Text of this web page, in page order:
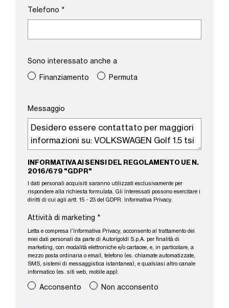
Telefono *
Sono interessato anche a
Finanziamento
Permuta
Messaggio
INFORMATIVA AI SENSI DEL REGOLAMENTO UE N.
2016/679 "GDPR"
I dati personali acquisiti saranno utilizzati esclusivamente per
rispondere alla richiesta formulata. Gli Interessati possono esercitare i
diritti di cui agli artt. 15 - 23 del GDPR.
Informativa Privacy.
Attività di marketing *
Letta e compresa l’ Informativa Privacy, acconsento al trattamento dei
miei dati personali da parte di Autorigoldi S.p.A. per finalità di
marketing, con modalità elettroniche e/o cartacee, e, in particolare, a
mezzo posta ordinaria o email, telefono (es. chiamate automatizzate,
SMS, sistemi di messaggistica istantanea), e qualsiasi altro canale
informatico (es. siti web, mobile app).
Acconsento Non acconsento